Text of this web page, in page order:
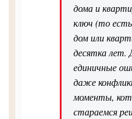
дома и
ключ (то
дом или
десятка
единичные
даже
моменты,
стараемся